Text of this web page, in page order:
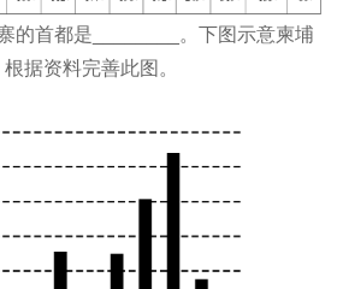
的首都是________。下图示意柬埔
据资料完善此图。